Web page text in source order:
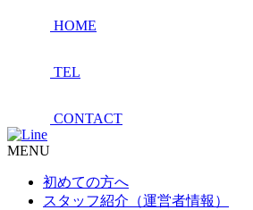
HOME
TEL
CONTACT
MENU
初めての方へ
スタッフ紹介（運営者情報）